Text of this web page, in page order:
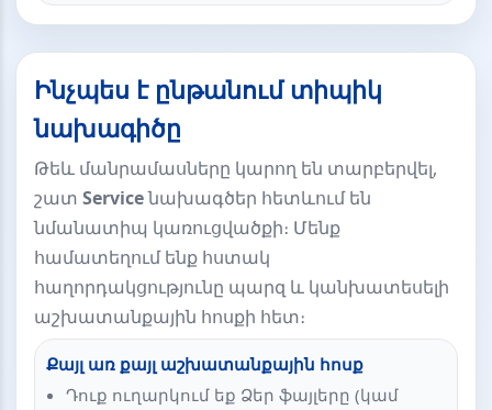
Ինչպես է ընթանում տիպիկ
նախագիծը
Թեև մանրամասները կարող են տարբերվել,
շատ Serviceնախագծեր հետևում են
նմանատիպ կառուցվածքի։ Մենք
համատեղում ենք հստակ
հաղորդակցությունը պարզ և կանխատեսելի
աշխատանքային հոսքի հետ։
Քայլ առ քայլ աշխատանքային հոսք
Դուք ուղարկում եք Ձեր ֆայլերը (կամ